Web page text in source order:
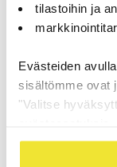
tilastoihin ja
Evästeiden
sisältömme ovat
"Valitse